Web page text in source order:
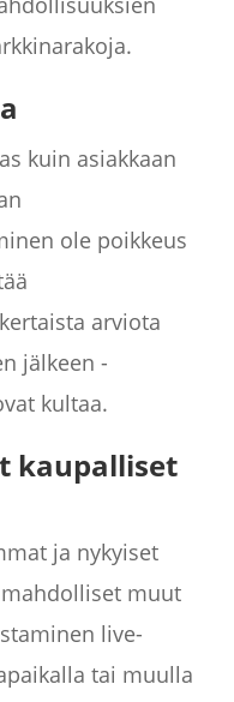
kuin asiakkaan
ole poikkeus
arviota
jälkeen -
kultaa.
kaupalliset
ja nykyiset
muut
live-
tai muulla